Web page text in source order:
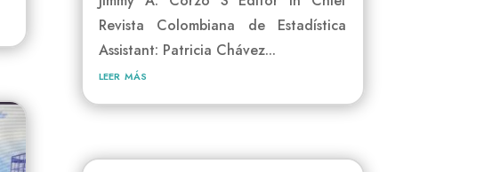
Revista Colombiana de Estadística
Assistant: Patricia Chávez...
leer más